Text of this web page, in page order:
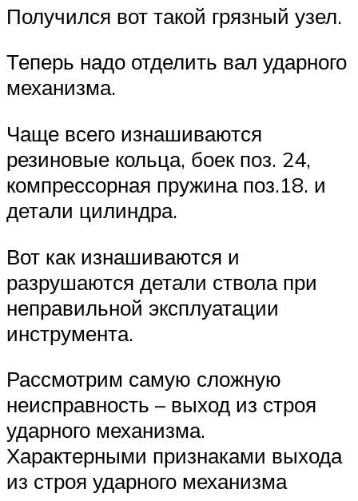
Получился вот такой грязный узел.
Теперь надо отделить вал ударного
механизма.
Чаще всего изнашиваются
резиновые кольца, боек поз. 24,
компрессорная пружина поз.18. и
детали цилиндра.
Вот как изнашиваются и
разрушаются детали ствола при
неправильной эксплуатации
инструмента.
Рассмотрим самую сложную
неисправность – выход из строя
ударного механизма.
Характерными признаками выхода
из строя ударного механизма